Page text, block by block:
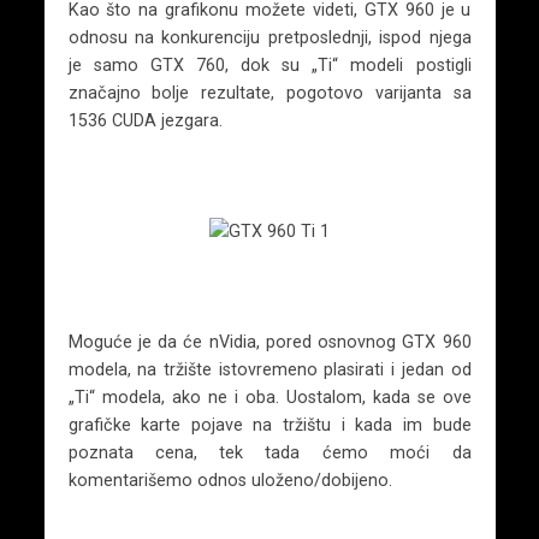
Kao što na grafikonu možete videti, GTX 960 je u
odnosu na konkurenciju pretposlednji, ispod njega
je samo GTX 760, dok su „Ti“ modeli postigli
značajno bolje rezultate, pogotovo varijanta sa
1536 CUDA jezgara.
Moguće je da će nVidia, pored osnovnog GTX 960
modela, na tržište istovremeno plasirati i jedan od
„Ti“ modela, ako ne i oba. Uostalom, kada se ove
grafičke karte pojave na tržištu i kada im bude
poznata cena, tek tada ćemo moći da
komentarišemo odnos uloženo/dobijeno.